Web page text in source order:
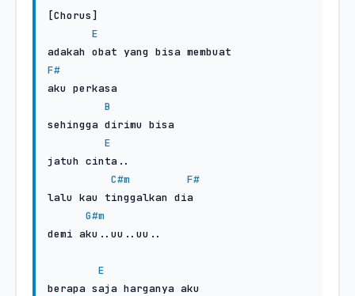
[Chorus]
E
F#
aku perkasa
B
sehingga dirimu bisa
E
jatuh cinta..
C#m
F#
lalu kau tinggalkan dia
G#m
demi aku..uu..uu..
E
berapa saja harganya aku